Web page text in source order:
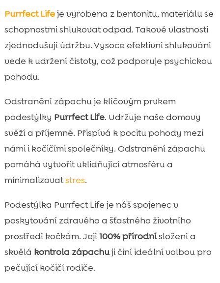
Purrfect Lifeje vyrobena z bentonitu, materiálu se
schopnostmi shlukovat odpad. Takové vlastnosti
zjednodušují údržbu. Vysoce efektivní shlukování
vede k udržení čistoty, což podporuje psychickou
pohodu.
Odstranění zápachu je klíčovým prvkem
podestýlky Purrfect Life. Udržuje naše domovy
svěží a příjemné. Přispívá k pocitu pohody mezi
námi i kočičími společníky. Odstranění zápachu
pomáhá vytvořit uklidňující atmosféru a
minimalizovatstres.
Podestýlka Purrfect Life je náš spojenec v
poskytování zdravého a šťastného životního
prostředí kočkám. Její100% přírodnísložení a
skvělá kontrola zápachuji činí ideální volbou pro
pečující kočičí rodiče.